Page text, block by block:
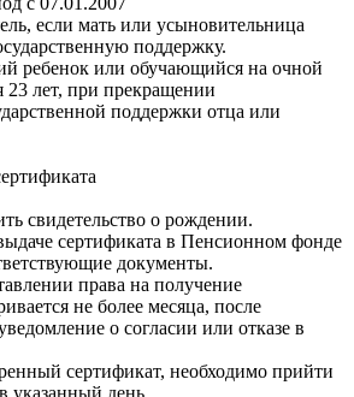
если мать или усыновительница
поддержку.
ребенок или обучающийся на очной
лет, при прекращении
поддержки отца или
свидетельство о рождении.
сертификата в Пенсионном фонде
документы.
права на получение
не более месяца, после
о согласии или отказе в
сертификат, необходимо прийти